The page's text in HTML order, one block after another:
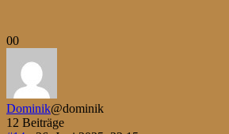
Anklicken
Daumen
nach
unten.
0Anklicken
Daumen
nach
oben.
0
Dominik@dominik
12 Beiträge